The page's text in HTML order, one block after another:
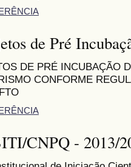
de Pré
DE PRÉ INCUBAÇÃO
CONFORME
CNPQ - 2013/